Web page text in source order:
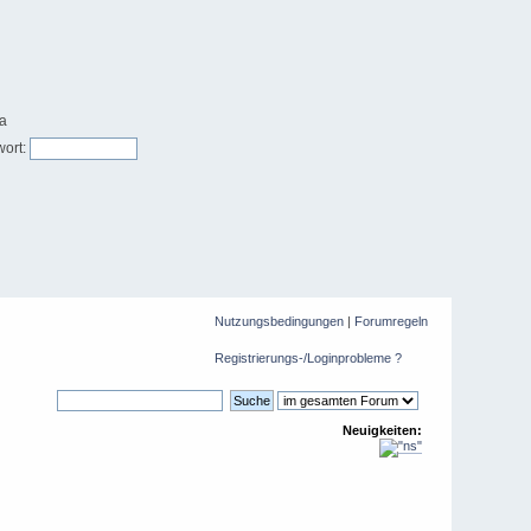
Nutzungsbedingungen| Forumregeln
Registrierungs-/Loginprobleme ?
Neuigkeiten: